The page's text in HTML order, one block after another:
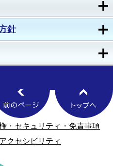
針
・セキュリティ・免責事項
アクセシビリティ